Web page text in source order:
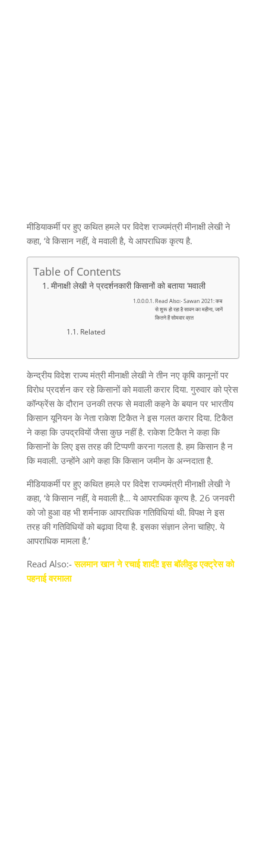
मीडियाकर्मी पर हुए कथित हमले पर विदेश राज्यमंत्री मीनाक्षी लेखी ने
कहा, ‘वे किसान नहीं, वे मवाली है, ये आपराधिक कृत्य है.
Table of Contents
मीनाक्षी लेखी ने प्रदर्शनकारी किसानों को बताया ‘मवाली
Read Also:- Sawan 2021: कब
से शुरू हो रहा है सावन का महीना, जानें
कितने हैं सोमवार व्रत
Related
केन्द्रीय विदेश राज्य मंत्री मीनाक्षी लेखी ने तीन नए कृषि कानूनों पर
विरोध प्रदर्शन कर रहे किसानों को मवाली करार दिया. गुरुवार को प्रेस
कॉन्फ्रेंस के दौरान उनकी तरफ से मवाली कहने के बयान पर भारतीय
किसान यूनियन के नेता राकेश टिकैत ने इस गलत करार दिया. टिकैत
ने कहा कि उपद्रवियों जैसा कुछ नहीं है. राकेश टिकैत ने कहा कि
किसानों के लिए इस तरह की टिप्पणी करना गलता है. हम किसान है न
कि मवाली. उन्होंने आगे कहा कि किसान जमीन के अन्नदाता है.
मीडियाकर्मी पर हुए कथित हमले पर विदेश राज्यमंत्री मीनाक्षी लेखी ने
कहा, ‘वे किसान नहीं, वे मवाली है… ये आपराधिक कृत्य है. 26 जनवरी
को जो हुआ वह भी शर्मनाक आपराधिक गतिविधियां थी. विपक्ष ने इस
तरह की गतिविधियों को बढ़ावा दिया है. इसका संज्ञान लेना चाहिए. ये
आपराधिक मामला है.’
Read Also:-सलमान खान ने रचाई शादी! इस बॉलीवुड एक्ट्रेस को
पहनाई वरमाला